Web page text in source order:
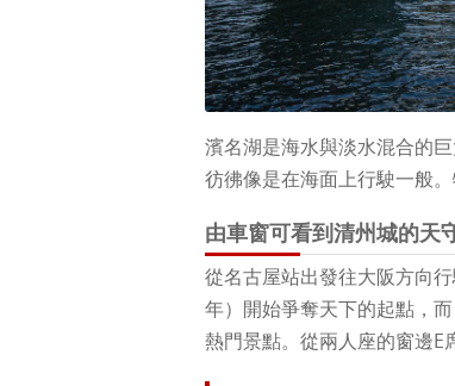
濱名湖是海水與淡水混合的
彷彿像是在海面上行駛一般
由車窗可看到清州城的天
從名古屋站出發往大阪方向
年）開始爭奪天下的起點，
熱門景點。從兩人座的窗邊E